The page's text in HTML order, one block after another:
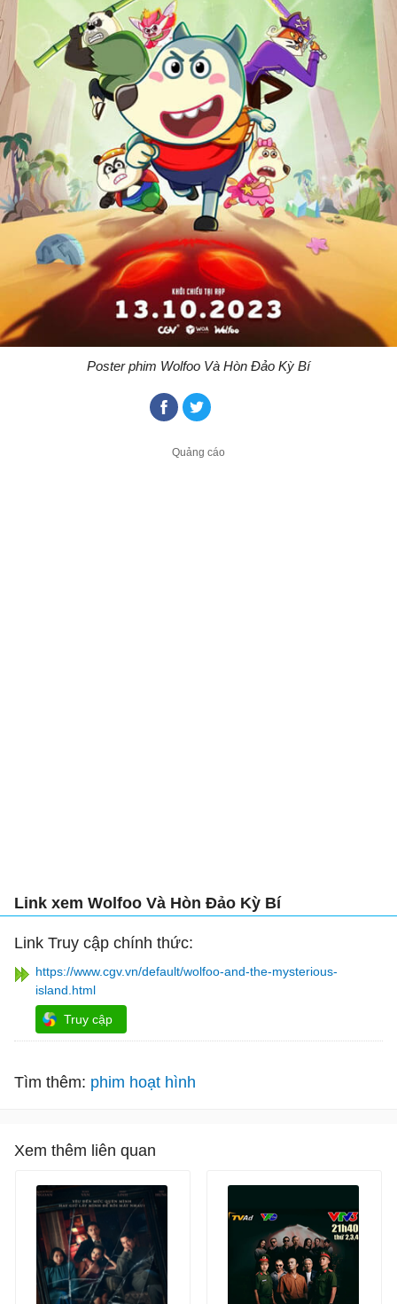
Poster phim Wolfoo Và Hòn Đảo Kỳ Bí
Link xem Wolfoo Và Hòn Đảo Kỳ Bí
Link Truy cập chính thức:
https://www.cgv.vn/default/wolfoo-and-the-mysterious-
island.html
Truy cập
Tìm thêm: phim hoạt hình
Xem thêm liên quan